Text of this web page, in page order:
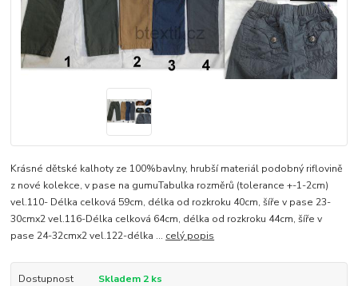
Krásné dětské kalhoty ze 100%bavlny, hrubší materiál podobný riflovině
z nové kolekce, v pase na gumuTabulka rozměrů (tolerance +-1-2cm)
vel.110- Délka celková 59cm, délka od rozkroku 40cm, šíře v pase 23-
30cmx2 vel.116-Délka celková 64cm, délka od rozkroku 44cm, šíře v
pase 24-32cmx2 vel.122-délka ... celý popis
Dostupnost
Skladem 2 ks